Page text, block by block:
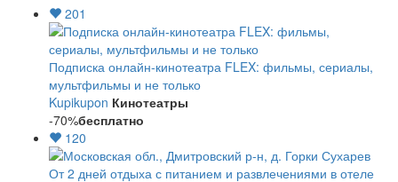
201
Подписка онлайн-кинотеатра FLEX: фильмы, сериалы,
мультфильмы и не только
Kupikupon Кинотеатры
-70%бесплатно
120
От 2 дней отдыха с питанием и развлечениями в отеле